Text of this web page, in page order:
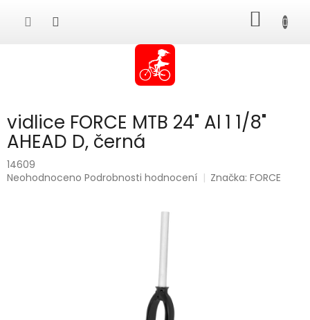
KOŠÍK
vidlice FORCE MTB 24" Al 1 1/8"
AHEAD D, černá
14609
Průměrné
Neohodnoceno Podrobnosti hodnocení Značka:FORCE